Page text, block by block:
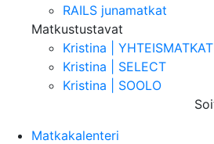
RAILS junamatkat
Matkustustavat
Kristina | YHTEISMATKAT
Kristina | SELECT
Kristina | SOOLO
Matkakalenteri